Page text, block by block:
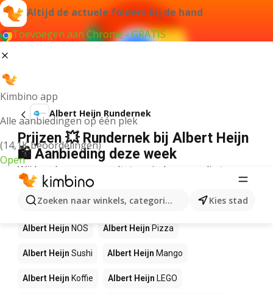
Altijd de actuele folders bij de hand
Toevoegen aan Chrome - GRATIS
Kimbino app
Alle aanbiedingen op één plek
(14,1K beoordelingen)
Open
Zoeken naar winkels, categorieën, producten...
Kies stad
Albert Heijn Rundernek
Prijzen 💥 Rundernek bij Albert Heijn
🛍️ Aanbieding deze week
Wij konden geen resultaten vinden voor die term.
Andere producten in winkels Albert
Heijn
Albert Heijn NOS Albert Heijn Pizza
Albert Heijn Sushi Albert Heijn Mango
Albert Heijn Koffie Albert Heijn LEGO